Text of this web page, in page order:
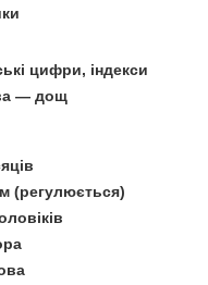
цифри, індекси
— дощ
(регулюється)